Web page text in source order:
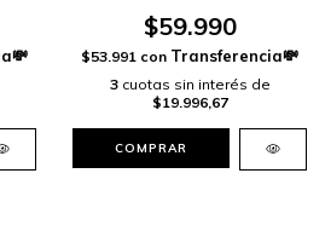
$59.990
$53.991 con
3 cuotas sin interés de
$19.996,67
COMPRAR